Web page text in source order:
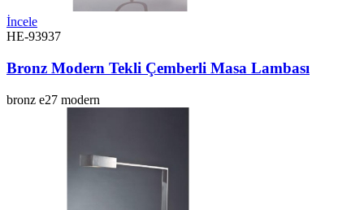
İncele
HE-93937
Bronz Modern Tekli Çemberli Masa Lambası
bronz e27 modern